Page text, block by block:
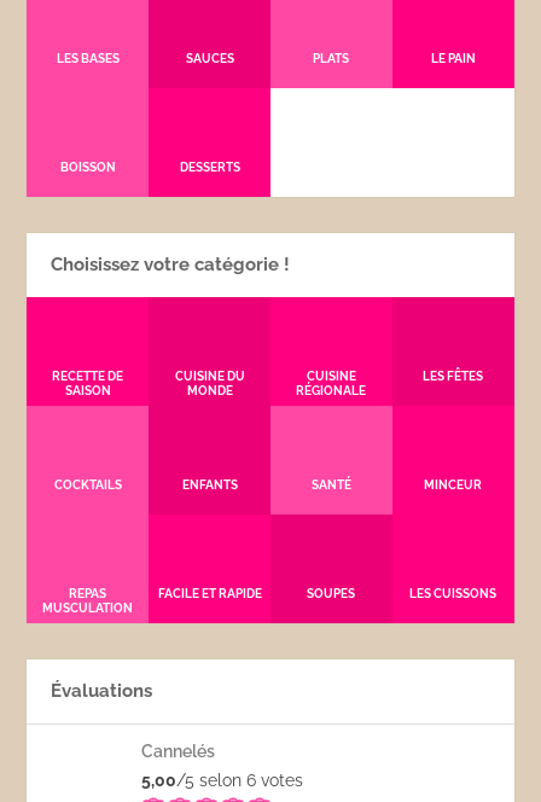
LES BASES SAUCES PLATS LE PAIN
BOISSON DESSERTS
Choisissez votre catégorie !
RECETTE DE
SAISON
CUISINE DU
MONDE
CUISINE
RÉGIONALE
LES FÊTES
COCKTAILS ENFANTS SANTÉ MINCEUR
REPAS
MUSCULATION
FACILE ET RAPIDE SOUPES LES CUISSONS
Évaluations
Cannelés
5,00/5 selon 6votes